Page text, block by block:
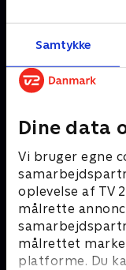
Samtykke
Dine data
Vi bruger egne
oplevelse af TV
målrette
målrettet
platforme. Du
racerkørere.
Andre så også
Brandmand Sam